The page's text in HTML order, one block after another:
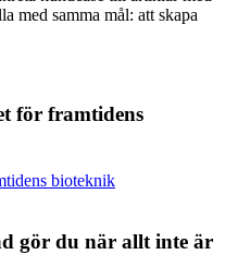
med samma mål: att skapa
för framtidens
bioteknik
gör du när allt inte är